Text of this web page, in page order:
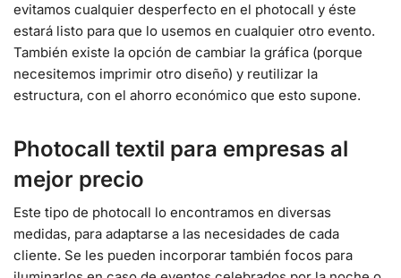
evitamos cualquier desperfecto en el photocall y éste
estará listo para que lo usemos en cualquier otro evento.
También existe la opción de cambiar la gráfica (porque
necesitemos imprimir otro diseño) y reutilizar la
estructura, con el ahorro económico que esto supone.
Photocall textil para empresas al
mejor precio
Este tipo de photocall lo encontramos en diversas
medidas, para adaptarse a las necesidades de cada
cliente. Se les pueden incorporar también focos para